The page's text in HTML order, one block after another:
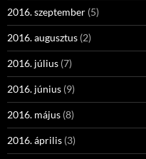
2016. szeptember (5)
2016. augusztus (2)
2016. július (7)
2016. június (9)
2016. május (8)
2016. április (3)